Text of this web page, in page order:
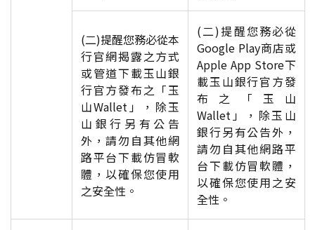
(二)提醒您務必從本
行官網揭露之方式
或管道下載玉山銀
行官方發布之「玉
山Wallet」，除玉
山銀行另有公告
外，請勿自其他網
路平台下載仿冒軟
體，以確保您使用
之安全性。
(二)提醒您務必從
Google Play商店或
Apple App Store下
載玉山銀行官方發
布之「玉山
Wallet」，除玉山
銀行另有公告外，
請勿自其他網路平
台下載仿冒軟體，
以確保您使用之安
全性。